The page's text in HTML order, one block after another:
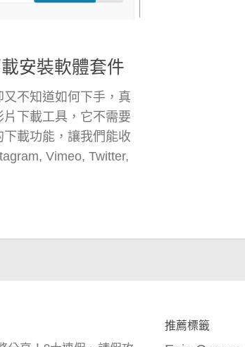
安裝軟體套件
不知道如何下手，真
下載工具，它不需要
載功能，讓我們能收
Vimeo, Twitter,
推薦標籤